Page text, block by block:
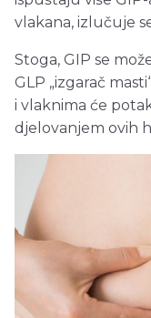
vlakana, izlučuje
Stoga, GIP se
GLP „izgarač
i vlaknima će
djelovanjem ovih